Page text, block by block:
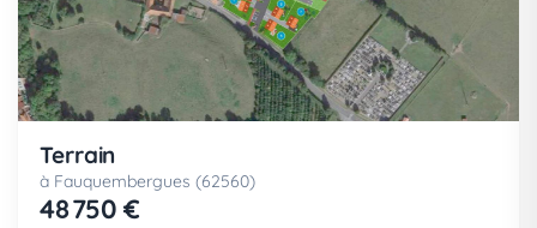
Terrain
à Fauquembergues (62560)
48 750 €